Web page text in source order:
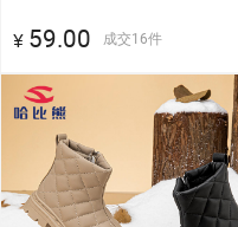
¥ 59.00 成交16件